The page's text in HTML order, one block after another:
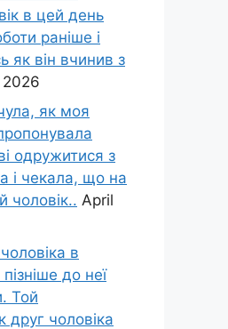
в цей день
раніше і
як він вчинив з
2026
як моя
одружитися з
і чекала, що на
чоловік.. April
в
до неї
Той
друг чоловіка